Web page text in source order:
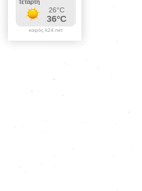
καιρός k24.net